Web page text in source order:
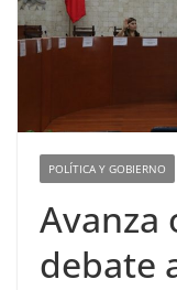
POLÍTICA Y GOBIERNO
Avanza
debate